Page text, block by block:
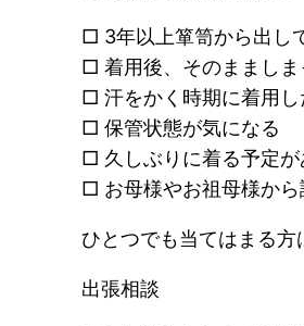
□ 3年以上箪笥から出し
□ 着用後、そのまましま
□ 汗をかく時期に着用し
□ 保管状態が気になる
□ 久しぶりに着る予定が
□ お母様やお祖母様か
ひとつでも当てはまる方
出張相談